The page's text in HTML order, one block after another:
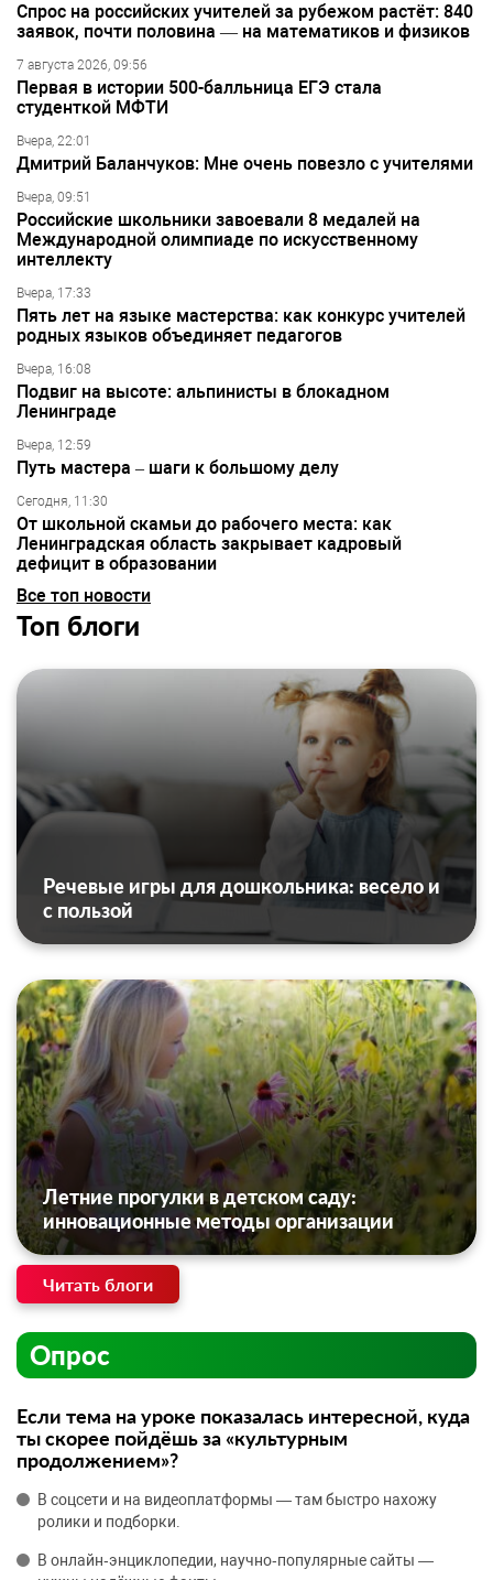
Спрос на российских учителей за рубежом растёт: 840
заявок, почти половина — на математиков и физиков
7 августа 2026, 09:56
Первая в истории 500-балльница ЕГЭ стала
студенткой МФТИ
Вчера, 22:01
Дмитрий Баланчуков: Мне очень повезло с учителями
Вчера, 09:51
Российские школьники завоевали 8 медалей на
Международной олимпиаде по искусственному
интеллекту
Вчера, 17:33
Пять лет на языке мастерства: как конкурс учителей
родных языков объединяет педагогов
Вчера, 16:08
Подвиг на высоте: альпинисты в блокадном
Ленинграде
Вчера, 12:59
Путь мастера – шаги к большому делу
Сегодня, 11:30
От школьной скамьи до рабочего места: как
Ленинградская область закрывает кадровый
дефицит в образовании
Все топ новости
Топ блоги
Речевые игры для дошкольника: весело и
с пользой
Летние прогулки в детском саду:
инновационные методы организации
Читать блоги
Опрос
Если тема на уроке показалась интересной, куда
ты скорее пойдёшь за «культурным
продолжением»?
В соцсети и на видеоплатформы — там быстро нахожу
ролики и подборки.
В онлайн‑энциклопедии, научно‑популярные сайты —